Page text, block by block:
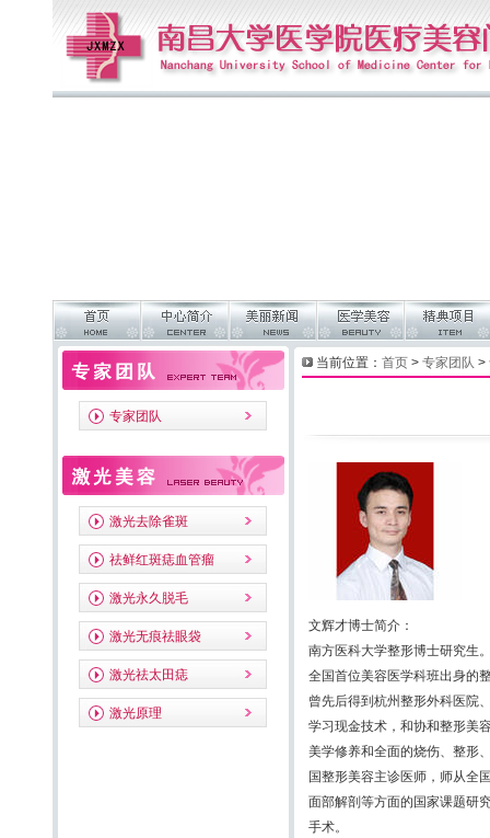
专家团队
激光去除雀斑
祛鲜红斑痣血管瘤
激光永久脱毛
激光无痕祛眼袋
激光祛太田痣
激光原理
当前位置： 首页> 专家团队 >
文辉才博士简介：
南方医科大学整形博士研究生
全国首位美容医学科班出身的
曾先后得到杭州整形外科医院
学习现金技术，和协和整形美
美学修养和全面的烧伤、整形
国整形美容主诊医师，师从全
面部解剖等方面的国家课题研
手术。